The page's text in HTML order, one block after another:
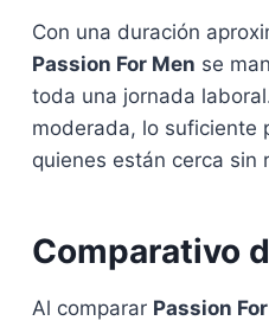
Con una duración
Passion For Men se
toda una jornada
moderada, lo suficiente
quienes están cerca sin
Comparativo
Al comparar Passion